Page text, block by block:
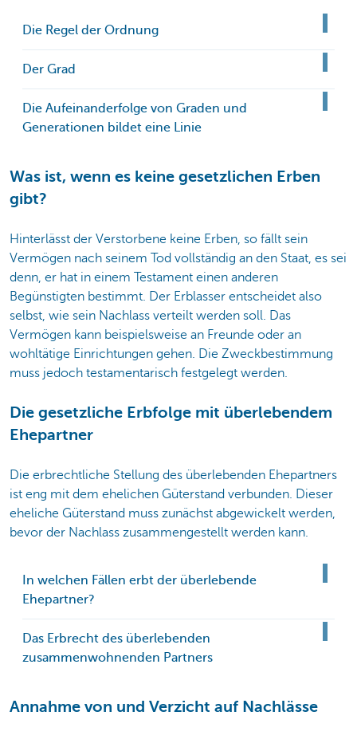
Die Regel der Ordnung
Der Grad
Die Aufeinanderfolge von Graden und
Generationen bildet eine Linie
Was ist, wenn es keine gesetzlichen Erben
gibt?
Hinterlässt der Verstorbene keine Erben, so fällt sein
Vermögen nach seinem Tod vollständig an den Staat, es sei
denn, er hat in einem Testament einen anderen
Begünstigten bestimmt. Der Erblasser entscheidet also
selbst, wie sein Nachlass verteilt werden soll. Das
Vermögen kann beispielsweise an Freunde oder an
wohltätige Einrichtungen gehen. Die Zweckbestimmung
muss jedoch testamentarisch festgelegt werden.
Die gesetzliche Erbfolge mit überlebendem
Ehepartner
Die erbrechtliche Stellung des überlebenden Ehepartners
ist eng mit dem ehelichen Güterstand verbunden. Dieser
eheliche Güterstand muss zunächst abgewickelt werden,
bevor der Nachlass zusammengestellt werden kann.
In welchen Fällen erbt der überlebende
Ehepartner?
Das Erbrecht des überlebenden
zusammenwohnenden Partners
Annahme von und Verzicht auf Nachlässe